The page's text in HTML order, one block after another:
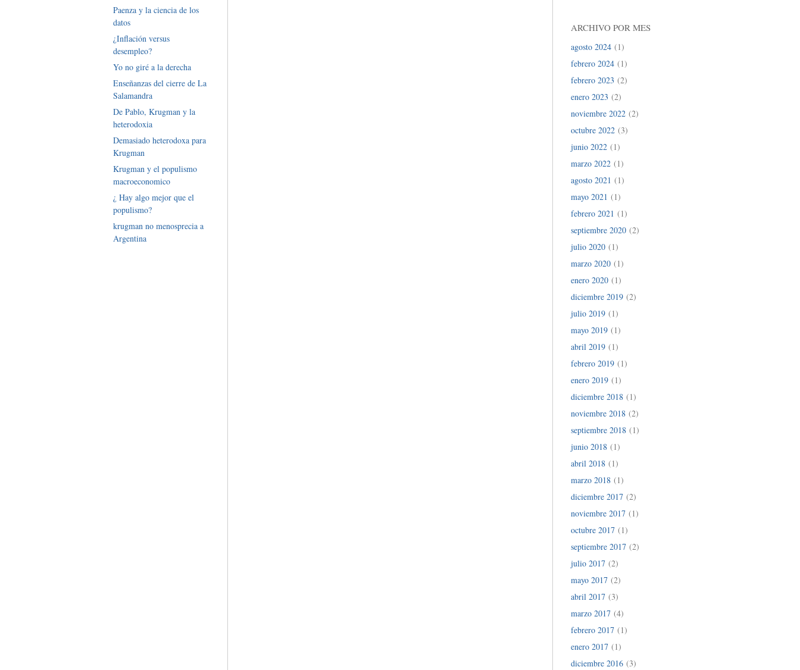
ARCHIVO POR MES
agosto 2024(1)
febrero 2024(1)
febrero 2023 (2)
enero 2023 (2)
noviembre 2022(2)
octubre 2022(3)
junio 2022(1)
marzo 2022(1)
agosto 2021 (1)
mayo 2021 (1)
febrero 2021 (1)
septiembre 2020(2)
julio 2020(1)
marzo 2020(1)
enero 2020(1)
diciembre 2019(2)
julio 2019(1)
mayo 2019(1)
abril 2019(1)
febrero 2019(1)
enero 2019(1)
diciembre 2018(1)
noviembre 2018(2)
septiembre 2018(1)
junio 2018(1)
abril 2018(1)
marzo 2018(1)
diciembre 2017(2)
noviembre 2017(1)
octubre 2017(1)
septiembre 2017(2)
julio 2017(2)
mayo 2017(2)
abril 2017(3)
marzo 2017(4)
febrero 2017(1)
enero 2017(1)
diciembre 2016(3)
Paenza y la ciencia de los
datos
¿Inflación versus
desempleo?
Yo no giré a la derecha
Enseñanzas del cierre de La
Salamandra
De Pablo, Krugman y la
heterodoxia
Demasiado heterodoxa para
Krugman
Krugman y el populismo
macroeconomico
¿ Hay algo mejor que el
populismo?
krugman no menosprecia a
Argentina